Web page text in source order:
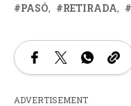
PASÓ
RETIRADA
ADVERTISEMENT